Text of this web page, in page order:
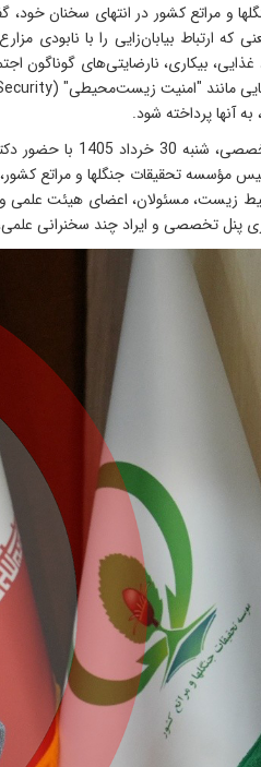
و مراتع کشور در انتهای سخنان
که ارتباط بیابان‌زایی را با نابودی
غذایی، بیکاری، نارضایتی‌های گوناگون
آنها پرداخته شود.
گفتنی است
رئیس مؤسسه تحقیقات جنگلها و مراتع
زیست، مسئولان، اعضای هیئت علمی و
پنل تخصصی و ایراد چند سخنرانی